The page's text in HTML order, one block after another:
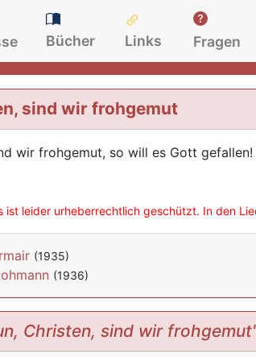
Bücher Links Fragen
sind wir frohgemut
wir frohgemut, so will es Gott
ist leider urheberrechtlich geschützt. In den
(1935)
(1936)
Christen, sind wir